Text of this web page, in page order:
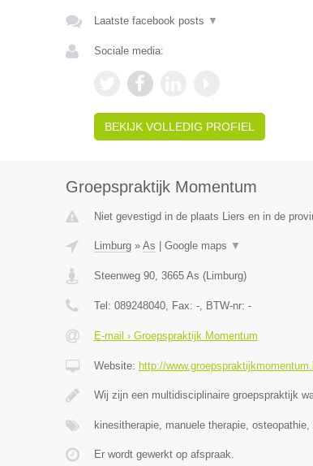
Laatste facebook posts ▼
Sociale media:
BEKIJK VOLLEDIG PROFIEL
Groepspraktijk Momentum
Niet gevestigd in de plaats Liers en in de
Limburg» As Google maps ▼
Steenweg 90, 3665 As (Limburg)
Tel: 089248040, Fax: -, BTW-nr: -
E-mail › Groepspraktijk Momentum
Website: http://
Wij zijn een multidisciplinaire groepspraktijk
kinesitherapie, manuele therapie,
Er wordt gewerkt op afspraak.